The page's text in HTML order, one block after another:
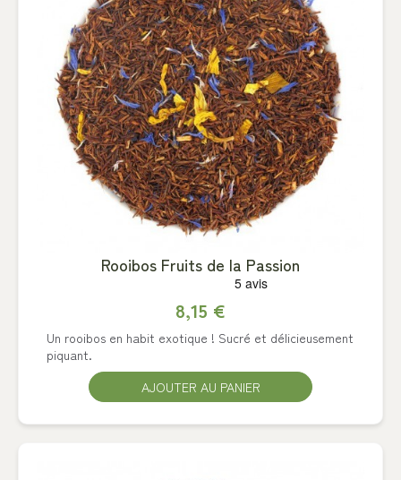
Rooibos Fruits de la Passion
8,15 €
Un rooibos en habit exotique ! Sucré et délicieusement
piquant.
AJOUTER AU PANIER